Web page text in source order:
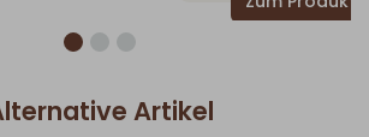
Artikel